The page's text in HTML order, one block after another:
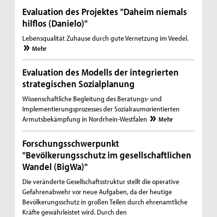
Evaluation des Projektes "Daheim niemals
hilflos (Danielo)"
Lebensqualität Zuhause durch gute Vernetzung im Veedel.
Mehr
Evaluation des Modells der integrierten
strategischen Sozialplanung
Wissenschaftliche Begleitung des Beratungs- und
Implementierungsprozesses der Sozialraumorientierten
Armutsbekämpfung in Nordrhein-Westfalen
Mehr
Forschungsschwerpunkt
"Bevölkerungsschutz im gesellschaftlichen
Wandel (BigWa)"
Die veränderte Gesellschaftsstruktur stellt die operative
Gefahrenabwehr vor neue Aufgaben, da der heutige
Bevölkerungsschutz in großen Teilen durch ehrenamtliche
Kräfte gewährleistet wird. Durch den